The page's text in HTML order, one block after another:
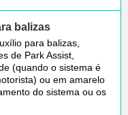
balizas
para balizas,
de Park Assist,
(quando o sistema é
ou em amarelo
do sistema ou os